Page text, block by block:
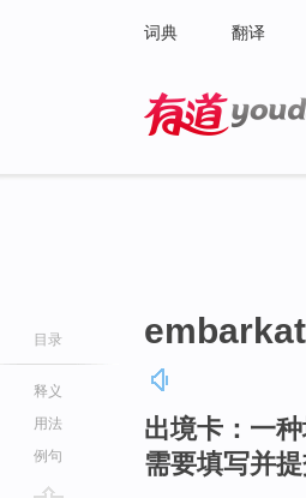
词典 翻译
目录
释义
用法
例句
出境卡：一
需要填写并